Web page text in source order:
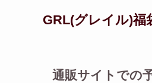
GRL(グレイル)福
通販サイトでの